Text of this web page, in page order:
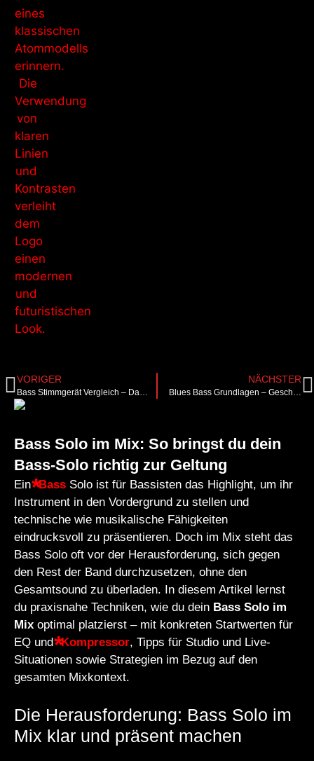
VORIGER
Bass Stimmgerät Vergleich – Das beste Bass Tuner für ambitionierte Bassisten
NÄCHSTER
Blues Bass Grundlagen – Geschichte, Spieltechnik & Setup
Bass Solo im Mix: So bringst du dein
Bass-Solo richtig zur Geltung
Ein Bass Solo ist für Bassisten das Highlight, um ihr
Instrument in den Vordergrund zu stellen und
technische wie musikalische Fähigkeiten
eindrucksvoll zu präsentieren. Doch im Mix steht das
Bass Solo oft vor der Herausforderung, sich gegen
den Rest der Band durchzusetzen, ohne den
Gesamtsound zu überladen. In diesem Artikel lernst
du praxisnahe Techniken, wie du dein Bass Solo im
Mix optimal platzierst – mit konkreten Startwerten für
EQ und Kompressor, Tipps für Studio und Live-
Situationen sowie Strategien im Bezug auf den
gesamten Mixkontext.
Die Herausforderung: Bass Solo im
Mix klar und präsent machen